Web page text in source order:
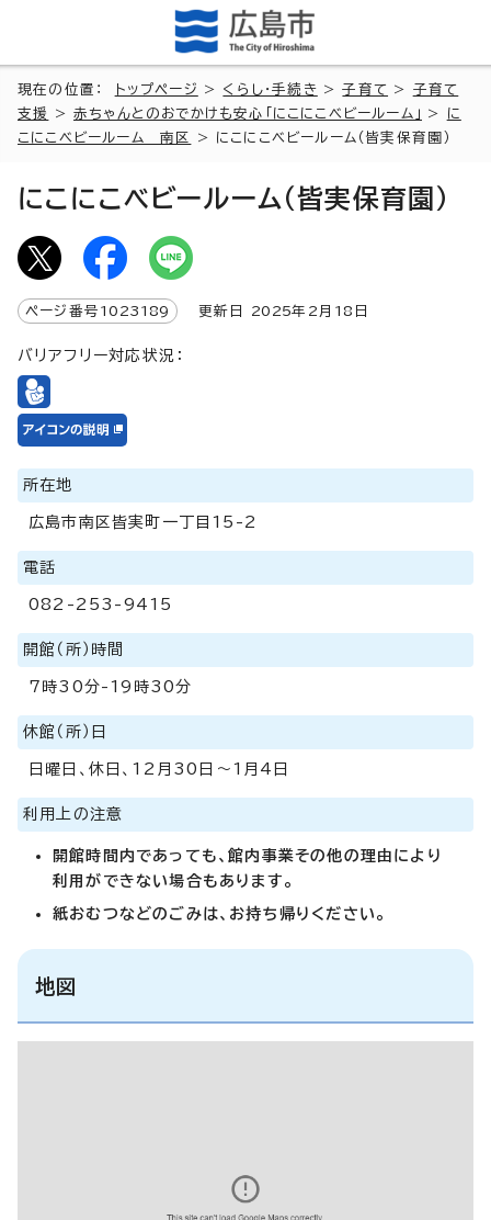
現在の位置： トップページ > くらし・手続き >子育て > 子育て
支援
>赤ちゃんとのおでかけも安心「にこにこベビールーム」 >
に
こにこベビールーム 南区
> にこにこベビールーム（皆実保育園）
にこにこベビールーム（皆実保育園）
ページ番号 1023189 更新日 2025年2月 18 日
バリアフリー対応状況：
所在地
広島市南区皆実町一丁目15-2
電話
082-253-9415
開館（所）時間
7時30分-19時30分
休館（所）日
日曜日、休日、12月30日～1月4日
利用上の注意
開館時間内であっても、館内事業その他の理由により
利用ができない場合もあります。
紙おむつなどのごみは、お持ち帰りください。
地図